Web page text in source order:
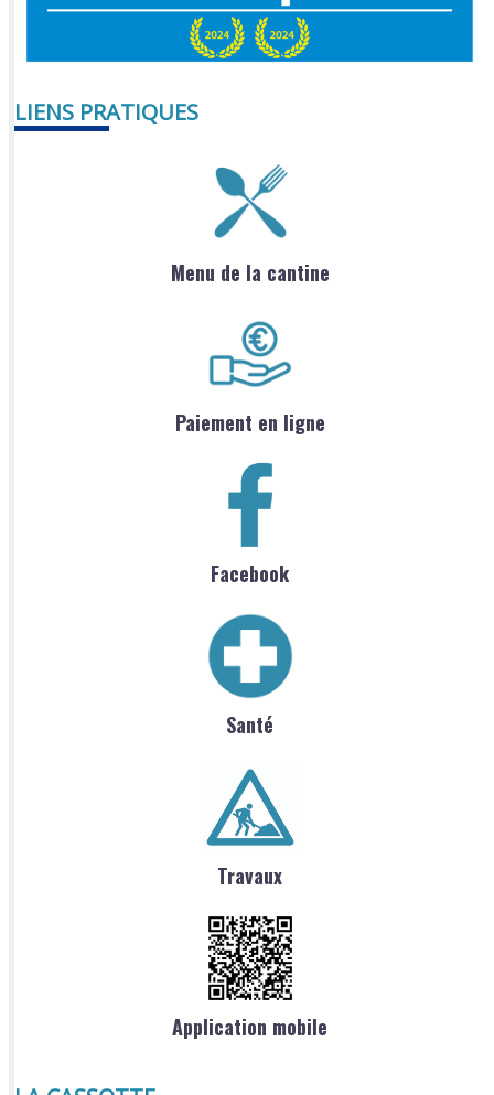
LIENS PRATIQUES
Menu de la cantine
Paiement en ligne
Facebook
Santé
Travaux
Application mobile